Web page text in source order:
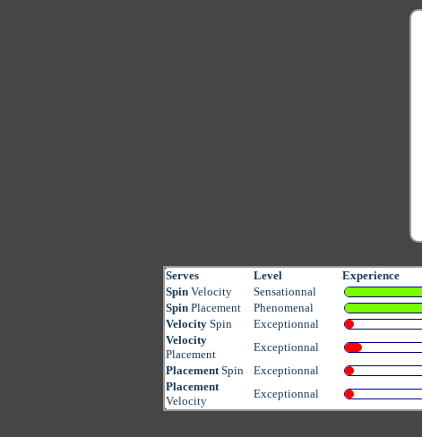
Serves
Level
Experience
Spin Velocity
Sensationnal
Spin Placement
Phenomenal
Velocity Spin
Exceptionnal
Velocity
Placement
Exceptionnal
Placement Spin
Exceptionnal
Placement
Velocity
Exceptionnal